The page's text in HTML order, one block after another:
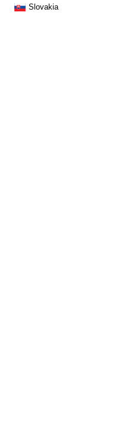
Slovakia